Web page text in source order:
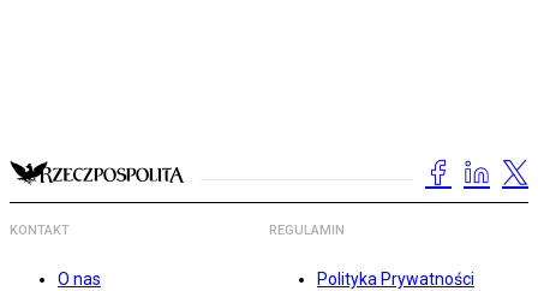
KONTAKT
O nas
REGULAMIN
Polityka Prywatności